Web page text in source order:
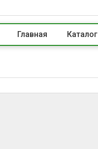
Главная Каталог